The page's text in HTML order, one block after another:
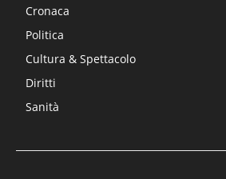
Cronaca
Politica
Cultura & Spettacolo
Diritti
Sanità